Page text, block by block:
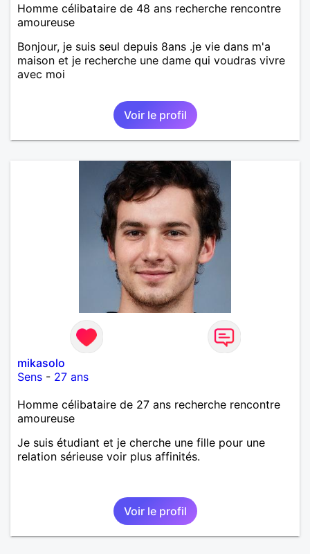
Homme célibataire de 48 ans recherche rencontre
amoureuse
Bonjour, je suis seul depuis 8ans .je vie dans m'a
maison et je recherche une dame qui voudras vivre
avec moi
Voir le profil
mikasolo
Sens - 27 ans
Homme célibataire de 27 ans recherche rencontre
amoureuse
Je suis étudiant et je cherche une fille pour une
relation sérieuse voir plus affinités.
Voir le profil